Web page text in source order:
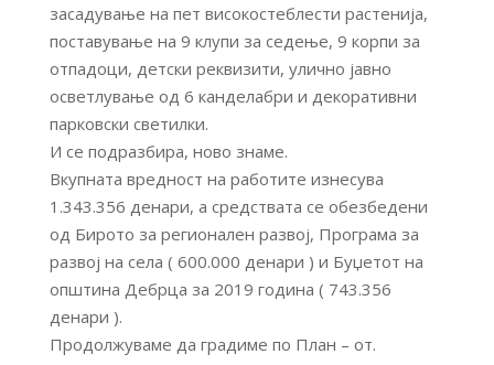
засадување на пет високостеблести растенија,
поставување на 9 клупи за седење, 9 корпи за
отпадоци, детски реквизити, улично јавно
осветлување од 6 канделабри и декоративни
парковски светилки.
И се подразбира, ново знаме.
Вкупната вредност на работите изнесува
1.343.356 денари, а средствата се обезбедени
од Бирото за регионален развој, Програма за
развој на села ( 600.000 денари ) и Буџетот на
општина Дебрца за 2019 година ( 743.356
денари ).
Продолжуваме да градиме по План – от.